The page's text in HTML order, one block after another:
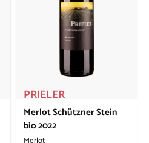
PRIELER
Merlot Schützner Stein
bio 2022
Merlot